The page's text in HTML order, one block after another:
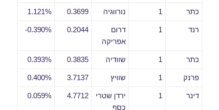
כתר 1 נורווגיה 0.3699
1.121%
רנד 1
דרום
אפריקה
0.2044
0.390%-
כתר 1 שוודיה 0.3835
0.393%
פרנק 1 שוויץ 3.7137
0.400%
דינר 1
ירדן שטרי
כסף
4.7712
0.059%